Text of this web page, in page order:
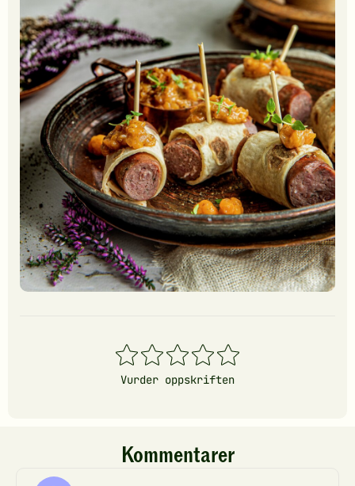
1
stjerner
2
stjerner
3
stjerner
4
stjerner
5
stjerner
Vurder oppskriften
Kommentarer